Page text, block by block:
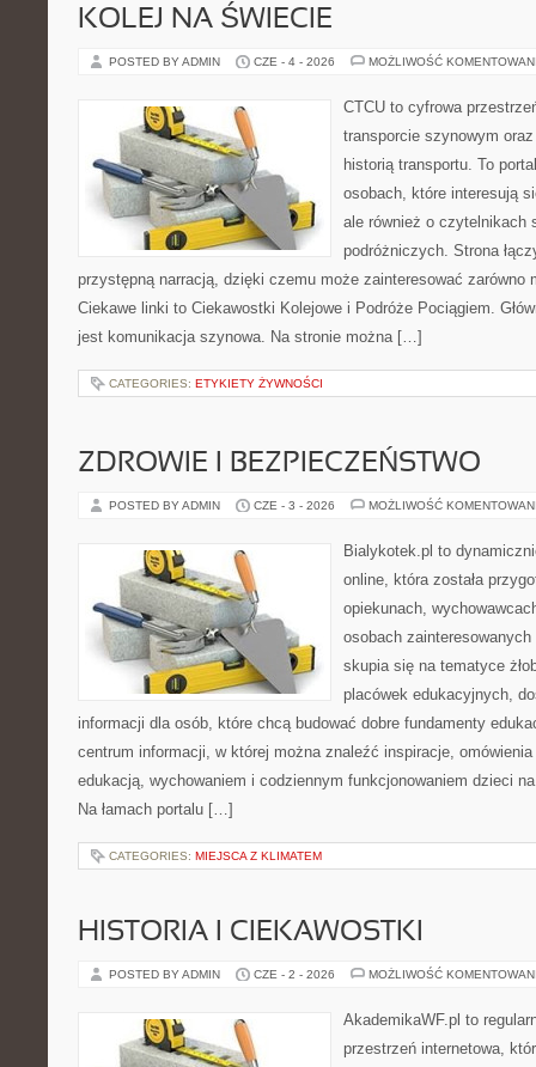
KOLEJ NA ŚWIECIE
POSTED BY ADMIN CZE - 4 - 2026 MOŻLIWOŚĆ
CTCU to cyfrowa
transporcie szynowym
historią transportu. To
osobach, które interesują
ale również o czytelnikach
podróżniczych. Strona
przystępną narracją, dzięki czemu może zainteresować zarówno
Ciekawe linki to Ciekawostki Kolejowe i Podróże Pociągiem.
jest komunikacja szynowa. Na stronie można […]
CATEGORIES: ETYKIETY ŻYWNOŚCI
ZDROWIE I BEZPIECZEŃSTWO
POSTED BY ADMIN CZE - 3 - 2026 MOŻLIWOŚĆ
Bialykotek.pl to
online, która została
opiekunach,
osobach
skupia się na tematyce
placówek edukacyjnych,
informacji dla osób, które chcą budować dobre fundamenty
centrum informacji, w której można znaleźć inspiracje,
edukacją, wychowaniem i codziennym funkcjonowaniem dzieci
Na łamach portalu […]
CATEGORIES: MIEJSCA Z KLIMATEM
HISTORIA I CIEKAWOSTKI
POSTED BY ADMIN CZE - 2 - 2026 MOŻLIWOŚĆ
AkademikaWF.pl to
przestrzeń internetowa,